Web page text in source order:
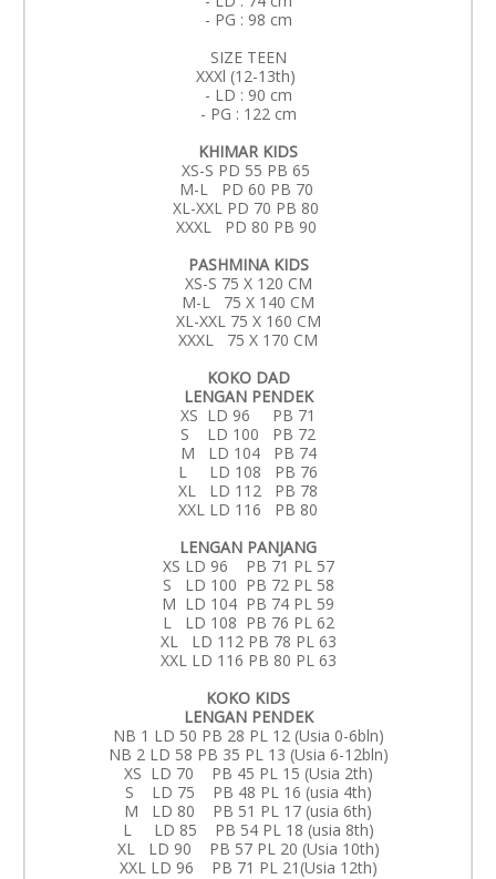
- PG : 98 cm
SIZE TEEN
XXXl (12-13th)
- LD : 90 cm
- PG : 122 cm
KHIMAR KIDS
XS-S PD 55 PB 65
M-L PD 60 PB 70
XL-XXL PD 70 PB 80
XXXL PD 80 PB 90
PASHMINA KIDS
XS-S 75 X 120 CM
M-L 75 X 140 CM
XL-XXL 75 X 160 CM
XXXL 75 X 170 CM
KOKO DAD
LENGAN PENDEK
XS LD 96 PB 71
S LD 100 PB 72
M LD 104 PB 74
L LD 108 PB 76
XL LD 112 PB 78
XXL LD 116 PB 80
LENGAN PANJANG
XS LD 96 PB 71 PL 57
S LD 100 PB 72 PL 58
M LD 104 PB 74 PL 59
L LD 108 PB 76 PL 62
XL LD 112 PB 78 PL 63
XXL LD 116 PB 80 PL 63
KOKO KIDS
LENGAN PENDEK
NB 1 LD 50 PB 28 PL 12 (Usia 0-6bln)
NB 2 LD 58 PB 35 PL 13 (Usia 6-12bln)
XS LD 70 PB 45 PL 15 (Usia 2th)
S LD 75 PB 48 PL 16 (usia 4th)
M LD 80 PB 51 PL 17 (usia 6th)
L LD 85 PB 54 PL 18 (usia 8th)
XL LD 90 PB 57 PL 20 (Usia 10th)
XXL LD 96 PB 71 PL 21(Usia 12th)